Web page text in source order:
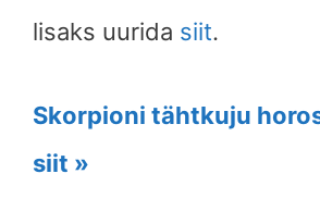
lisaks uurida siit.
Skorpioni tähtkuju
siit »